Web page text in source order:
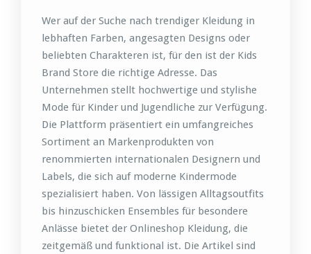
Wer auf der Suche nach trendiger Kleidung in
lebhaften Farben, angesagten Designs oder
beliebten Charakteren ist, für den ist der Kids
Brand Store die richtige Adresse. Das
Unternehmen stellt hochwertige und stylishe
Mode für Kinder und Jugendliche zur Verfügung.
Die Plattform präsentiert ein umfangreiches
Sortiment an Markenprodukten von
renommierten internationalen Designern und
Labels, die sich auf moderne Kindermode
spezialisiert haben. Von lässigen Alltagsoutfits
bis hinzuschicken Ensembles für besondere
Anlässe bietet der Onlineshop Kleidung, die
zeitgemäß und funktional ist. Die Artikel sind